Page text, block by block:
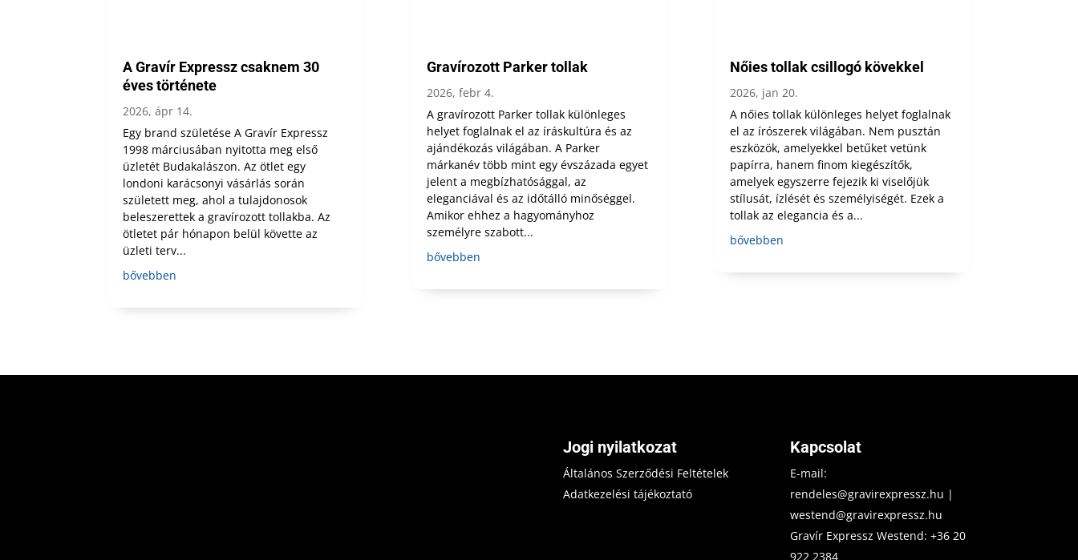
A Gravír Expressz csaknem 30
éves története
2026, ápr 14.
Egy brand születése A Gravír Expressz
1998 márciusában nyitotta meg első
üzletét Budakalászon. Az ötlet egy
londoni karácsonyi vásárlás során
született meg, ahol a tulajdonosok
beleszerettek a gravírozott tollakba. Az
ötletet pár hónapon belül követte az
üzleti terv...
bővebben
Gravírozott Parker tollak
2026, febr 4.
A gravírozott Parker tollak különleges
helyet foglalnak el az íráskultúra és az
ajándékozás világában. A Parker
márkanév több mint egy évszázada egyet
jelent a megbízhatósággal, az
eleganciával és az időtálló minőséggel.
Amikor ehhez a hagyományhoz
személyre szabott...
bővebben
Nőies tollak csillogó kövekkel
2026, jan 20.
A nőies tollak különleges helyet foglalnak
el az írószerek világában. Nem pusztán
eszközök, amelyekkel betűket vetünk
papírra, hanem finom kiegészítők,
amelyek egyszerre fejezik ki viselőjük
stílusát, ízlését és személyiségét. Ezek a
tollak az elegancia és a...
bővebben
Jogi nyilatkozat
Általános Szerződési Feltételek
Adatkezelési tájékoztató
Kapcsolat
E-mail:
rendeles@gravirexpressz.hu |
westend@gravirexpressz.hu
Gravír Expressz Westend:+36 20
922 2384